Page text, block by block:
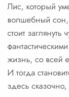
Лис, который
волшебный
стоит
жизнь, со всей
И тогда
здесь